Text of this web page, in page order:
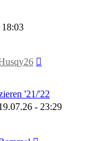
'21/'22
- 23:29